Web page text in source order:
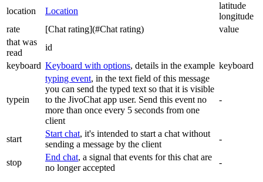
location Location
latitude
longitude
rate
[Chat rating](#Chat rating)
value
that was
read
id
keyboard Keyboard with options, details in the example keyboard
typein
typing event, in the text field of this message
you can send the typed text so that it is visible
to the JivoChat app user. Send this event no
more than once every 5 seconds from one
client
-
start
Start chat, it's intended to start a chat without
sending a message by the client
-
stop
End chat, a signal that events for this chat are
no longer accepted
-